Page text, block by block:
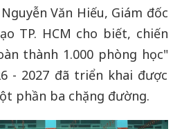
Văn Hiếu, Giám đốc
TP. HCM cho biết, chiến
thành 1.000 phòng học"
- 2027 đã triển khai được
phần ba chặng đường.